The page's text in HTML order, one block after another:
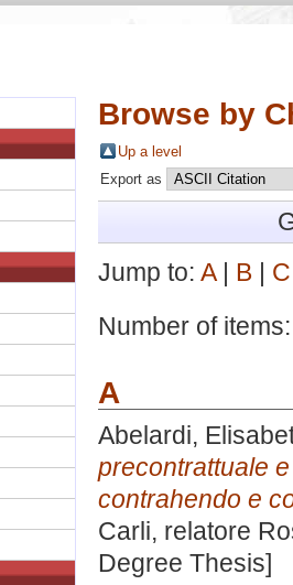
Browse by
Up a level
Export as
Jump to: A| B C
Number of
A
Abelardi,
precontrattuale
contrahendo e
Carli, relatore
Degree Thesis]